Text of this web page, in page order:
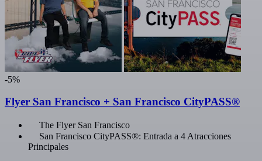
-5%
Flyer San Francisco + San Francisco CityPASS®
The Flyer San Francisco
San Francisco CityPASS®: Entrada a 4 Atracciones
Principales